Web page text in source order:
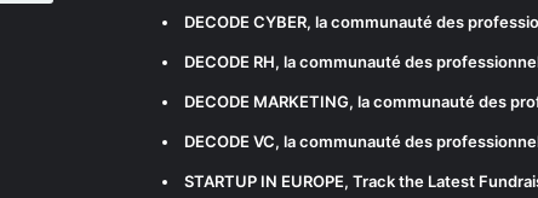
DECODE CYBER, la communauté des
DECODE RH, la communauté des
DECODE MARKETING, la communauté des
DECODE VC, la communauté des
STARTUP IN EUROPE, Track the Latest